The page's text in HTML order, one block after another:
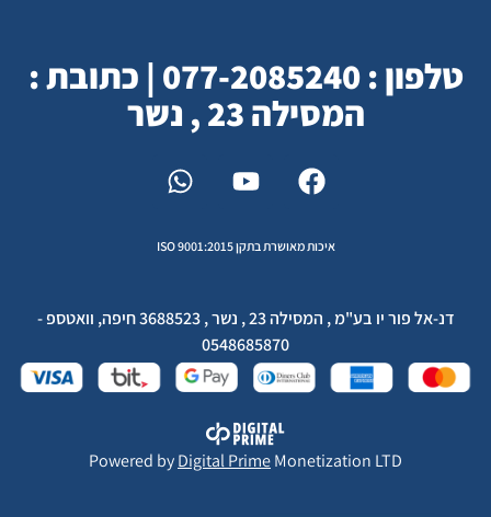
טלפון : 077-2085240 | כתובת :
המסילה 23 , נשר
איכות מאושרת בתקן ISO 9001:2015
דנ-אל פור יו בע"מ , המסילה 23 , נשר , 3688523 חיפה, וואטספ -
0548685870
Powered byDigital PrimeMonetization LTD